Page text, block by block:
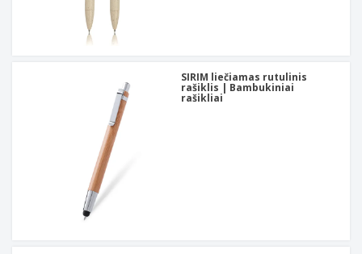
SIRIM liečiamas rutulinis
rašiklis | Bambukiniai
rašikliai